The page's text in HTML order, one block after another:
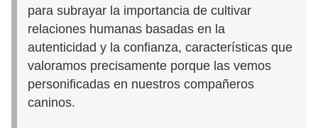
para subrayar la importancia de cultivar
relaciones humanas basadas en la
autenticidad y la confianza, características que
valoramos precisamente porque las vemos
personificadas en nuestros compañeros
caninos.